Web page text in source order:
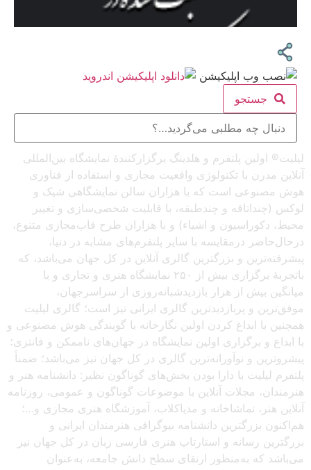
جستجو
لیلیت® اولین پلتفرم و هلدینگ برگزارکنندهٔ نمایشگاه بین‌المللی
آنلاین مدرن با تکنولوژی واقعیت مجازی و استفاده از فناوری
هوش مصنوعی است که با هزاران سالن نمایشگاهی شیک و
لوکس (چنداتاقه و چندطبقه، با قابلیت شخصی‌سازی و تغییر
محیط، دکوراسیون و اشیاء) و با هزاران طرح قاب‌مجازی متنوع،
درحال‌حاضر درمقایسه با سایر پلتفرم‌های مشابه در دنیا،
پیشرفته‌ترین و بزرگترین گالری آنلاین در کل جهان می‌باشد، که
باتجربهٔ برگزاری بیش از ۲۵۰ نمایشگاه هنری و تجاری و با
میانگین بیش از هزار بازدیدشبانه‌روزی از سراسرجهان،
موفق‌ترین و پربازدیدترین گالری ایرانی نیز است؛ گالری لیلیت
همچنین با ابداع کردن اولین نگارخانه با گویندگی هوش مصنوعی و
با ابداع و برگزاری اولین نمایشگاه در جهان‌های ناممکن و فانتزی؛
پیشروترین و نوآورانه‌ترین گالری در کل جهان نیز می‌باشد؛ ضمناً
پلتفرم لیلیت با دارا بودن بخش‌های گوناگون نظیر: دانشنامه هنر و
هنرمندان، مجلات آنلاین با موضوعات گوناگون و عمومی، روزنامه
آنلاین هنر، تماشاخانه و مدیاکلاب، آموزشگاه هنری مجازی و…؛
هم‌اکنون بزرگترین دانشنامه بیوگرافی هنرمندان ایرانی و
بزرگترین رسانه و استارتاپ هنری فارسی زبان در کل جهان نیز
می‌باشد که به‌منظور ارتقای سطح دانش جامعه، به‌عنوان